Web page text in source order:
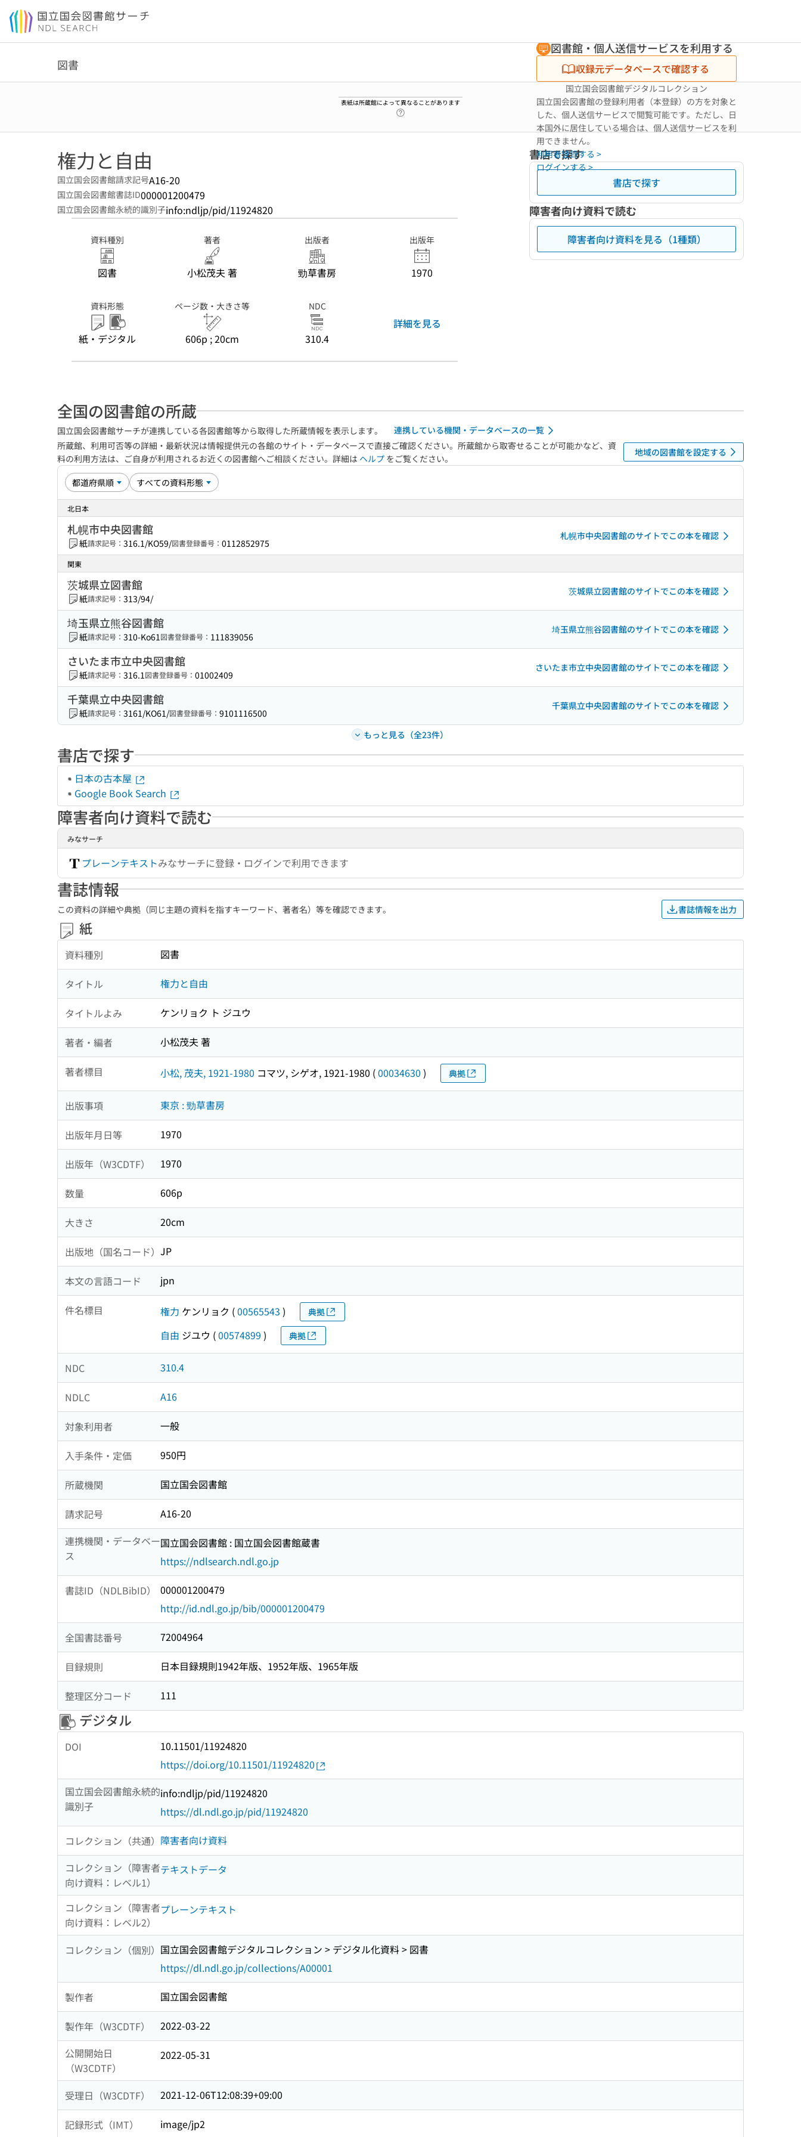
本文へ移動
図書
表紙は所蔵館によって異なることがあります
図書館・個人送信サービスを利用する
収録元データベースで確認する
国立国会図書館デジタルコレクション
国立国会図書館の登録利用者（本登録）の方を対象と
した、個人送信サービスで閲覧可能です。ただし、日
本国外に居住している場合は、個人送信サービスを利
用できません。
利用者登録する >
ログインする >
権力と自由
国立国会図書館請求記号A16-20
国立国会図書館書誌ID000001200479
国立国会図書館永続的識別子info:ndljp/pid/11924820
資料種別
図書
著者
小松茂夫 著
出版者
勁草書房
出版年
1970
資料形態
紙・デジタル
ページ数・大きさ等
606p ; 20cm
NDC
310.4
詳細を見る
書店で探す
書店で探す
障害者向け資料で読む
障害者向け資料を見る（1種類）
全国の図書館の所蔵
国立国会図書館サーチが連携している各図書館等から取得した所蔵情報を表示します。
連携している機関・データベースの一覧
所蔵館、利用可否等の詳細・最新状況は情報提供元の各館のサイト・データベースで直接ご確認ください。所蔵館から取寄せることが可能かなど、資
料の利用方法は、ご自身が利用されるお近くの図書館へご相談ください。詳細は ヘルプ をご覧ください。
地域の図書館を設定する
北日本
札幌市中央図書館
紙請求記号： 316.1/KO59/図書登録番号： 0112852975
札幌市中央図書館のサイトでこの本を確認
関東
茨城県立図書館
紙請求記号： 313/94/
茨城県立図書館のサイトでこの本を確認
埼玉県立熊谷図書館
紙請求記号： 310-Ko61図書登録番号： 111839056
埼玉県立熊谷図書館のサイトでこの本を確認
さいたま市立中央図書館
紙請求記号： 316.1図書登録番号： 01002409
さいたま市立中央図書館のサイトでこの本を確認
千葉県立中央図書館
紙請求記号： 3161/KO61/図書登録番号： 9101116500
千葉県立中央図書館のサイトでこの本を確認
もっと見る（全23件）
書店で探す
日本の古本屋
Google Book Search
障害者向け資料で読む
みなサーチ
プレーンテキストみなサーチに登録・ログインで利用できます
書誌情報
この資料の詳細や典拠（同じ主題の資料を指すキーワード、著者名）等を確認できます。 書誌情報を出力
紙
資料種別 図書
タイトル 権力と自由
タイトルよみ ケンリョク ト ジユウ
著者・編者 小松茂夫 著
著者標目 小松, 茂夫, 1921-1980 コマツ, シゲオ, 1921-1980 (00034630 ) 典拠
出版事項 東京 : 勁草書房
出版年月日等 1970
出版年（W3CDTF） 1970
数量 606p
大きさ 20cm
出版地（国名コード） JP
本文の言語コード jpn
件名標目 権力 ケンリョク (00565543 ) 典拠
自由 ジユウ (00574899 ) 典拠
NDC 310.4
NDLC A16
対象利用者 一般
入手条件・定価 950円
所蔵機関 国立国会図書館
請求記号
A16-20
連携機関・データベー
ス
国立国会図書館 : 国立国会図書館蔵書
https://ndlsearch.ndl.go.jp
書誌ID（NDLBibID）
000001200479
http://id.ndl.go.jp/bib/000001200479
全国書誌番号 72004964
目録規則 日本目録規則1942年版、1952年版、1965年版
整理区分コード 111
デジタル
DOI
10.11501/11924820
https://doi.org/10.11501/11924820
国立国会図書館永続的
識別子
info:ndljp/pid/11924820
https://dl.ndl.go.jp/pid/11924820
コレクション（共通） 障害者向け資料
コレクション（障害者
向け資料：レベル1）
テキストデータ
コレクション（障害者
向け資料：レベル2）
プレーンテキスト
コレクション（個別） 国立国会図書館デジタルコレクション > デジタル化資料 > 図書
https://dl.ndl.go.jp/collections/A00001
製作者 国立国会図書館
製作年（W3CDTF）
2022-03-22
公開開始日
（W3CDTF）
2022-05-31
受理日（W3CDTF） 2021-12-06T12:08:39+09:00
記録形式（IMT） image/jp2